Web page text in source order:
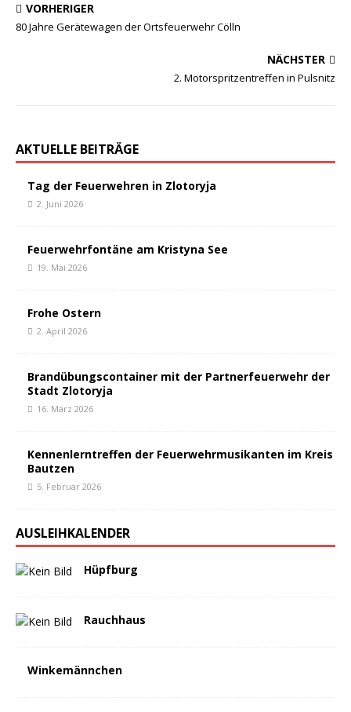
VORHERIGER
80 Jahre Gerätewagen der Ortsfeuerwehr Cölln
NÄCHSTER
2. Motorspritzentreffen in Pulsnitz
AKTUELLE BEITRÄGE
Tag der Feuerwehren in Zlotoryja
2. Juni 2026
Feuerwehrfontäne am Kristyna See
19. Mai 2026
Frohe Ostern
2. April 2026
Brandübungscontainer mit der Partnerfeuerwehr der
Stadt Zlotoryja
16. März 2026
Kennenlerntreffen der Feuerwehrmusikanten im Kreis
Bautzen
5. Februar 2026
AUSLEIHKALENDER
Hüpfburg
Rauchhaus
Winkemännchen